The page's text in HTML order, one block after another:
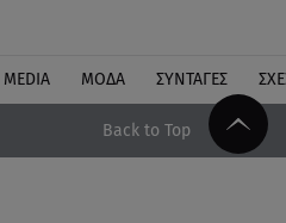
MEDIA ΜΟΔΑ ΣΥΝΤΑΓΕΣ
Back to Top